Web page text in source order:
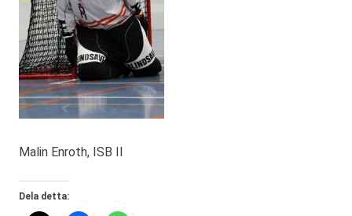
Malin Enroth, ISB II
Dela detta: